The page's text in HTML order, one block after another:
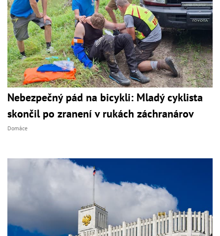
Nebezpečný pád na bicykli: Mladý cyklista
skončil po zranení v rukách záchranárov
Domáce